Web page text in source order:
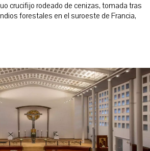
crucifijo rodeado de cenizas, tomada tras
forestales en el suroeste de Francia,